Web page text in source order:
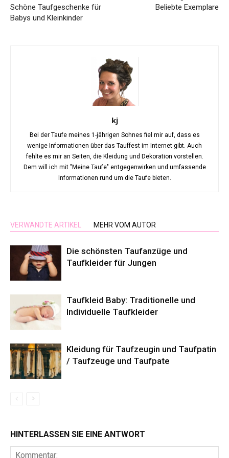
Schöne Taufgeschenke für
Babys und Kleinkinder
Beliebte Exemplare
kj
Bei der Taufe meines 1-jährigen Sohnes fiel mir auf, dass es
wenige Informationen über das Tauffest im Internet gibt. Auch
fehlte es mir an Seiten, die Kleidung und Dekoration vorstellen.
Dem will ich mit "Meine Taufe" entgegenwirken und umfassende
Informationen rund um die Taufe bieten.
VERWANDTE ARTIKEL MEHR VOM AUTOR
Die schönsten Taufanzüge und
Taufkleider für Jungen
Taufkleid Baby: Traditionelle und
Individuelle Taufkleider
Kleidung für Taufzeugin und Taufpatin
/ Taufzeuge und Taufpate
HINTERLASSEN SIE EINE ANTWORT